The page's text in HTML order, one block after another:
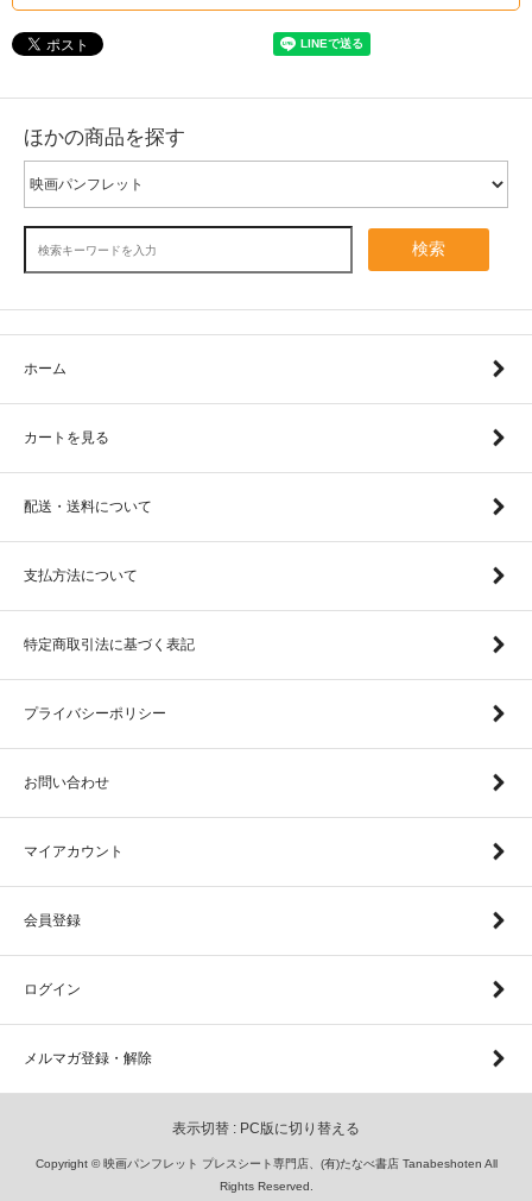
ほかの商品を探す
検索
ホーム
カートを見る
配送・送料について
支払方法について
特定商取引法に基づく表記
プライバシーポリシー
お問い合わせ
マイアカウント
会員登録
ログイン
メルマガ登録・解除
表示切替 : PC版に切り替える
Copyright © 映画パンフレット プレスシート専門店、(有)たなべ書店 Tanabeshoten All
Rights Reserved.